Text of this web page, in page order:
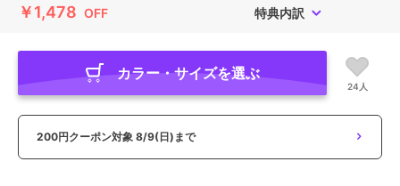
￥1,478 OFF 特典内訳
カラー・サイズを選ぶ
24人
200円クーポン対象 8/9(日)まで